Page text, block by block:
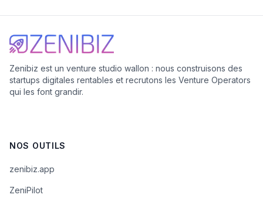
Zenibiz est un venture studio wallon : nous construisons des
startups digitales rentables et recrutons les Venture Operators
qui les font grandir.
NOS OUTILS
zenibiz.app
ZeniPilot